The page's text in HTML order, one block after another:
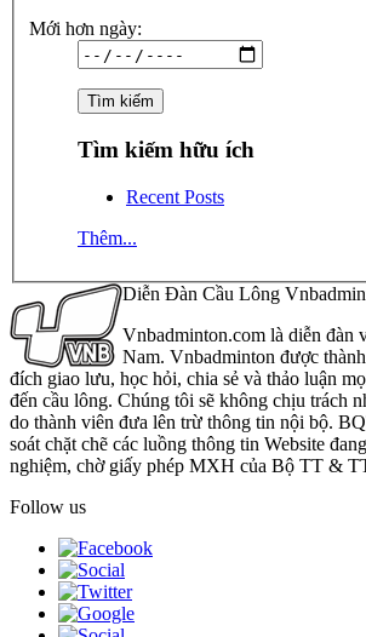
Mới hơn ngày:
Tìm kiếm hữu ích
Recent Posts
Thêm...
Diễn Đàn Cầu Lông
Vnbadminton.com là diễn đàn
Nam. Vnbadminton được
đích giao lưu, học hỏi, chia sẻ và thảo luận
đến cầu lông. Chúng tôi sẽ không chịu trách
do thành viên đưa lên trừ thông tin nội bộ.
soát chặt chẽ các luồng thông tin Website
nghiệm, chờ giấy phép MXH của Bộ TT &
Follow us